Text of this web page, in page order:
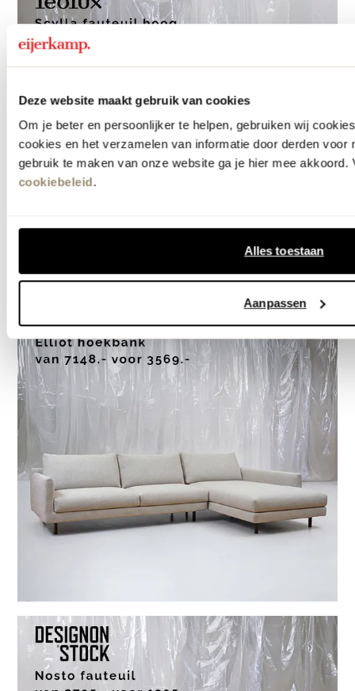
Deze website maakt gebruik van cookies
Om je beter en persoonlijker te helpen, gebruiken wij
cookies en het verzamelen van informatie door derden voor
gebruik te maken van onze website ga je hier mee akkoord.
cookiebeleid.
Alles toestaan
Aanpassen